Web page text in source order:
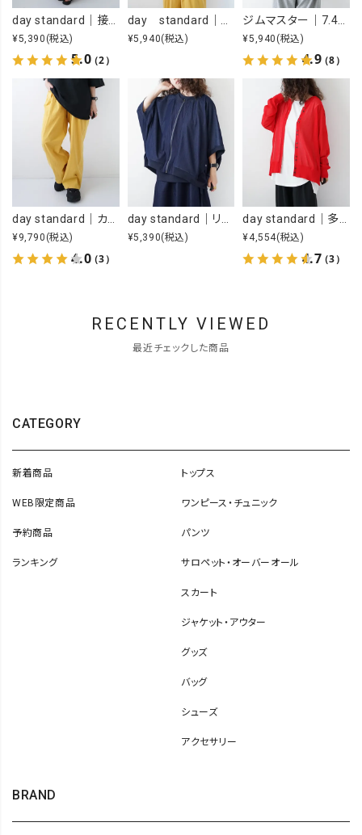
¥5,390 (税込)
5.0（2）
¥5,940(税込) ¥5,940 (税込)
4.9（8）
¥9,790 (税込)
4.0（3）
¥5,390(税込)
day standard｜多ボタンドルマンカーデ [[P262017-28]][D]
¥4,554(税込)
4.7（3）
RECENTLY VIEWED
最近チェックした商品
CATEGORY
新着商品
WEB限定商品
予約商品
ランキング
トップス
ワンピース・チュニック
パンツ
サロペット・オーバーオール
スカート
ジャケット・アウター
グッズ
バッグ
シューズ
アクセサリー
BRAND